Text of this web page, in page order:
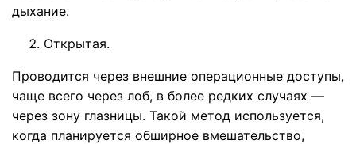
дыхание.
Открытая.
Проводится через внешние операционные доступы,
чаще всего через лоб, в более редких случаях —
через зону глазницы. Такой метод используется,
когда планируется обширное вмешательство,